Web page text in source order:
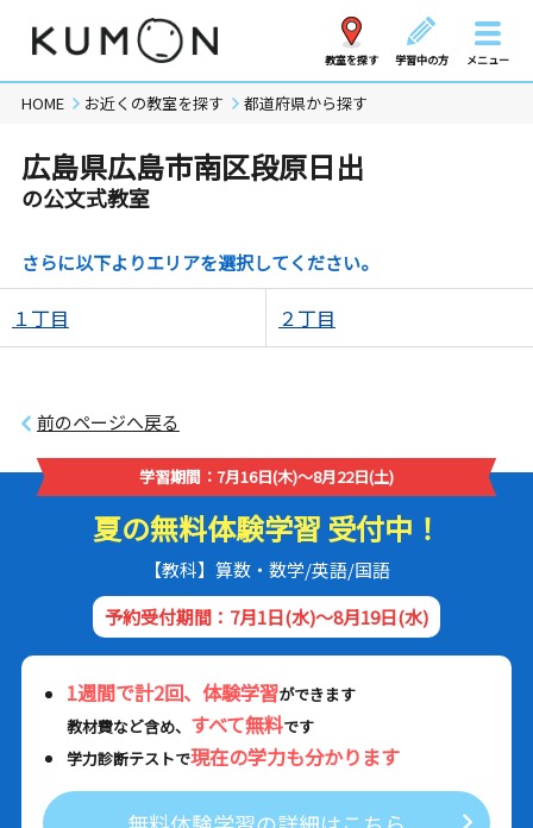
教室を探す 学習中の方 メニュー
HOME お近くの教室を探す 都道府県から探す
広島県広島市南区段原日出
の公文式教室
さらに以下よりエリアを選択してください。
１丁目 ２丁目
前のページへ戻る
学習期間：7月16日(木)～8月22日(土)
夏の無料体験学習 受付中！
【教科】算数・数学/英語/国語
予約受付期間：7月1日(水)～8月19日(水)
1週間で計2回、体験学習ができます
教材費など含め、 すべて無料です
学力診断テストで現在の学力も分かります